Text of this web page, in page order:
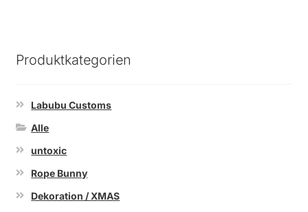
Produktkategorien
Labubu Customs
Alle
untoxic
Rope Bunny
Dekoration / XMAS